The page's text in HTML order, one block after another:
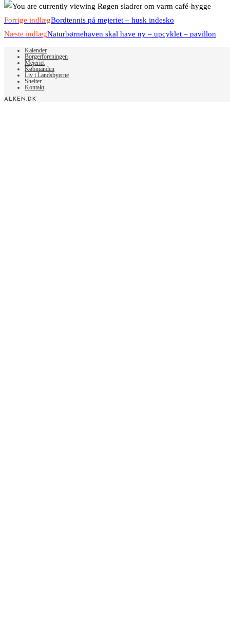
Read
more
articles
Forrige indlægBordtennis på mejeriet – husk indesko
Næste indlægNaturbørnehaven skal have ny – upcyklet – pavillon
Kalender
Borgerforeningen
Mejeriet
Købmanden
Liv i Landsbyerne
Shelter
Kontakt
ALKEN.DK